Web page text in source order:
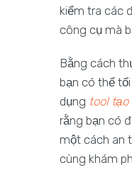
kiểm tra các
công cụ mà
Bằng cách
bạn có thể
dụng tool
rằng bạn có
một cách an
cùng khám